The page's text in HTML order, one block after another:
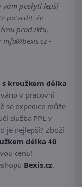
poskytl lepší
potvrdit, že
produktu,
-
kroužkem délka
v pracovní
se expedice může
služba PPL v
je nejlepší? Zboží
délka 40
cenu!
Bexis.cz.